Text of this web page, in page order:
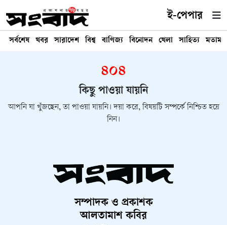
ই-পেপার
সর্বশেষ খবর সারাদেশ বিশ্ব বাণিজ্য বিনোদন খেলা সাহিত্য মতামত
৪০৪
কিছু পাওয়া যায়নি
আপনি যা খুঁজছেন, তা পাওয়া যায়নি। দয়া করে, বিষয়টি সম্পর্কে নিশ্চিত হয়ে
নিন।
সম্পাদক ও প্রকাশক
আলতামাশ কবির